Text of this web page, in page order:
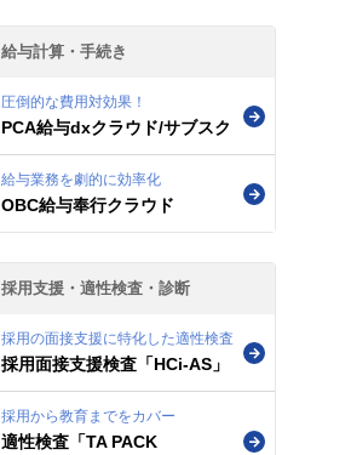
給与計算・手続き
圧倒的な費用対効果！
PCA給与dxクラウド/サブスク
給与業務を劇的に効率化
OBC給与奉行クラウド
採用支援・適性検査・診断
採用の面接支援に特化した適性検査
採用面接支援検査「HCi-AS」
採用から教育までをカバー
適性検査「TA PACK